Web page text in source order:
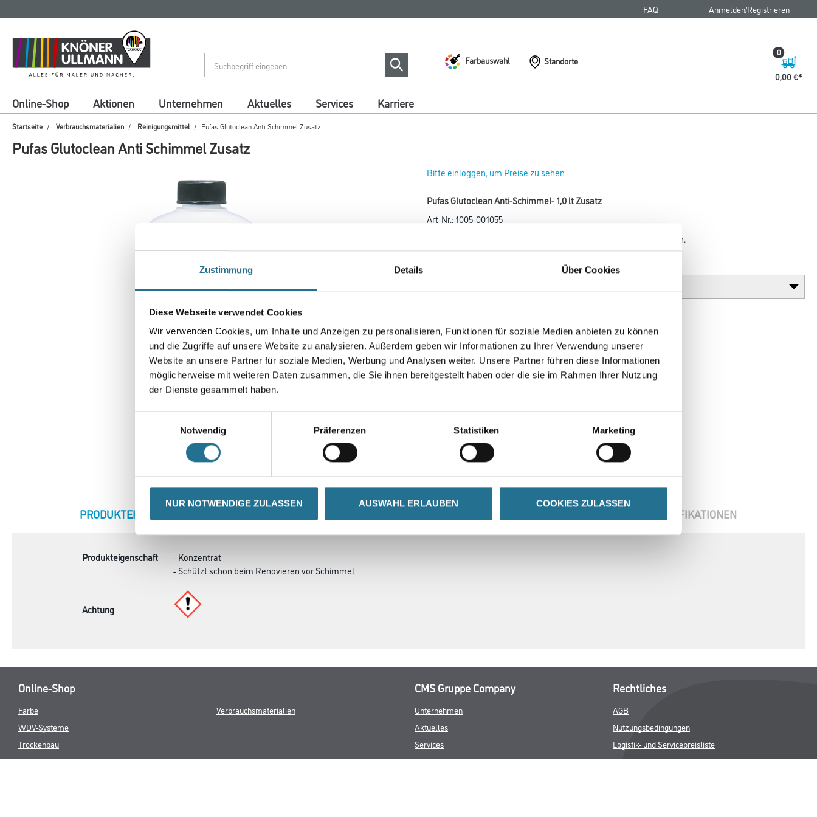
Zustimmung Details Über Cookies
Diese Webseite verwendet Cookies
Wir verwenden Cookies, um Inhalte und Anzeigen zu personalisieren, Funktionen für soziale Medien anbieten zu können
und die Zugriffe auf unsere Website zu analysieren. Außerdem geben wir Informationen zu Ihrer Verwendung unserer
Website an unsere Partner für soziale Medien, Werbung und Analysen weiter. Unsere Partner führen diese Informationen
möglicherweise mit weiteren Daten zusammen, die Sie ihnen bereitgestellt haben oder die sie im Rahmen Ihrer Nutzung
der Dienste gesammelt haben.
Notwendig
Präferenzen Statistiken Marketing
NUR NOTWENDIGE ZULASSEN AUSWAHL ERLAUBEN COOKIES ZULASSEN
springen
springen
FAQ Anmelden/Registrieren
Farbauswahl
Standorte
0,00 €
0
Online-Shop Aktionen Unternehmen Aktuelles Services Karriere
Startseite Verbrauchsmaterialien Reinigungsmittel Pufas Glutoclean Anti Schimmel Zusatz
Pufas Glutoclean Anti Schimmel Zusatz
Bitte einloggen, um Preise zu sehen
Pufas Glutoclean Anti-Schimmel- 1,0 lt Zusatz
Art-Nr.:1005-001055
Zusatz für Dispersionsfarben, Tapetenkleister und Spachtelmassen.
Umrechnungsfaktoren
CURRENT
PRODUKTEIGENSCHAFTEN SPEZIFIKATIONEN
Produkteigenschaft
- Konzentrat
- Schützt schon beim Renovieren vor Schimmel
Achtung
Online-Shop
Farbe
WDV-Systeme
Trockenbau
Putze- und Spachtelmassen
Verbrauchsmaterialien
CMS Gruppe Company
Unternehmen
Aktuelles
Services
Karriere
Rechtliches
AGB
Nutzungsbedingungen
Logistik- und Servicepreisliste
Impressum